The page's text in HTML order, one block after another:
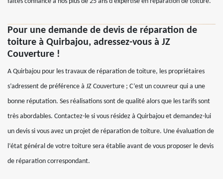
Pour une demande de devis de réparation de
toiture à Quirbajou, adressez-vous à JZ
Couverture !
A Quirbajou pour les travaux de réparation de toiture, les propriétaires
s’adressent de préférence à JZ Couverture ; C’est un couvreur qui a une
bonne réputation. Ses réalisations sont de qualité alors que les tarifs sont
très abordables. Contactez-le si vous résidez à Quirbajou et demandez-lui
un devis si vous avez un projet de réparation de toiture. Une évaluation de
l’état général de votre toiture sera établie avant de vous proposer le devis
de réparation correspondant.